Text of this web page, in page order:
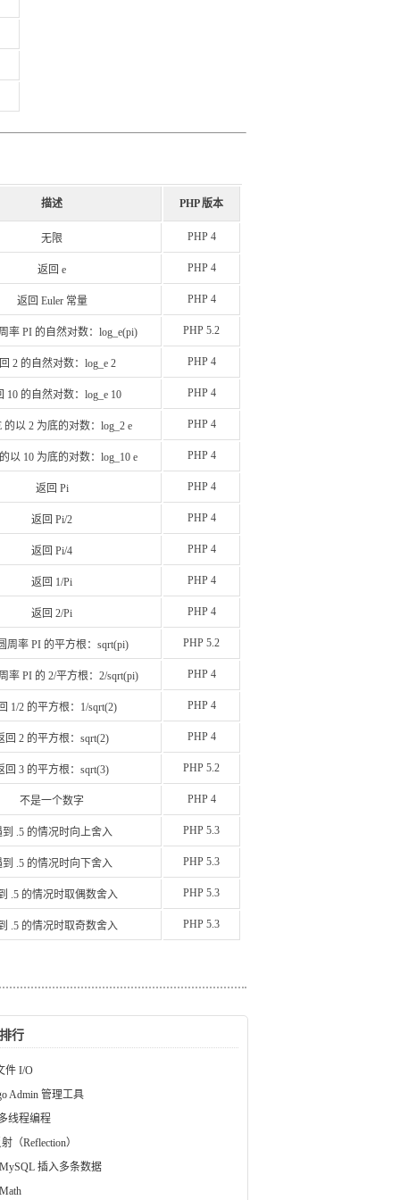
描述 PHP 版本
无限 PHP 4
返回 e PHP 4
返回 Euler 常量 PHP 4
率 PI 的自然对数：log_e(pi) PHP 5.2
2 的自然对数：log_e 2 PHP 4
10 的自然对数：log_e 10 PHP 4
的以 2 为底的对数：log_2 e PHP 4
以 10 为底的对数：log_10 e PHP 4
返回 Pi PHP 4
返回 Pi/2 PHP 4
返回 Pi/4 PHP 4
返回 1/Pi PHP 4
返回 2/Pi PHP 4
周率 PI 的平方根：sqrt(pi) PHP 5.2
率 PI 的 2/平方根：2/sqrt(pi) PHP 4
1/2 的平方根：1/sqrt(2) PHP 4
回 2 的平方根：sqrt(2) PHP 4
回 3 的平方根：sqrt(3) PHP 5.2
不是一个数字 PHP 4
到 .5 的情况时向上舍入 PHP 5.3
到 .5 的情况时向下舍入 PHP 5.3
.5 的情况时取偶数舍入 PHP 5.3
.5 的情况时取奇数舍入 PHP 5.3
行
件 I/O
Admin 管理工具
线程编程
（Reflection）
插入多条数据